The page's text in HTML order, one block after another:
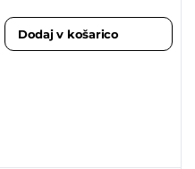
Dodaj v košarico